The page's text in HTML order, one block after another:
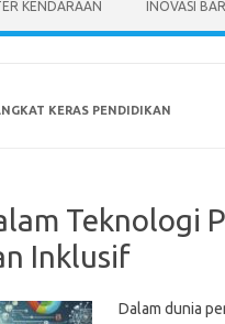
KENDARAAN INOVASI
KERAS PENDIDIKAN
Teknologi
Inklusif
Dalam dunia